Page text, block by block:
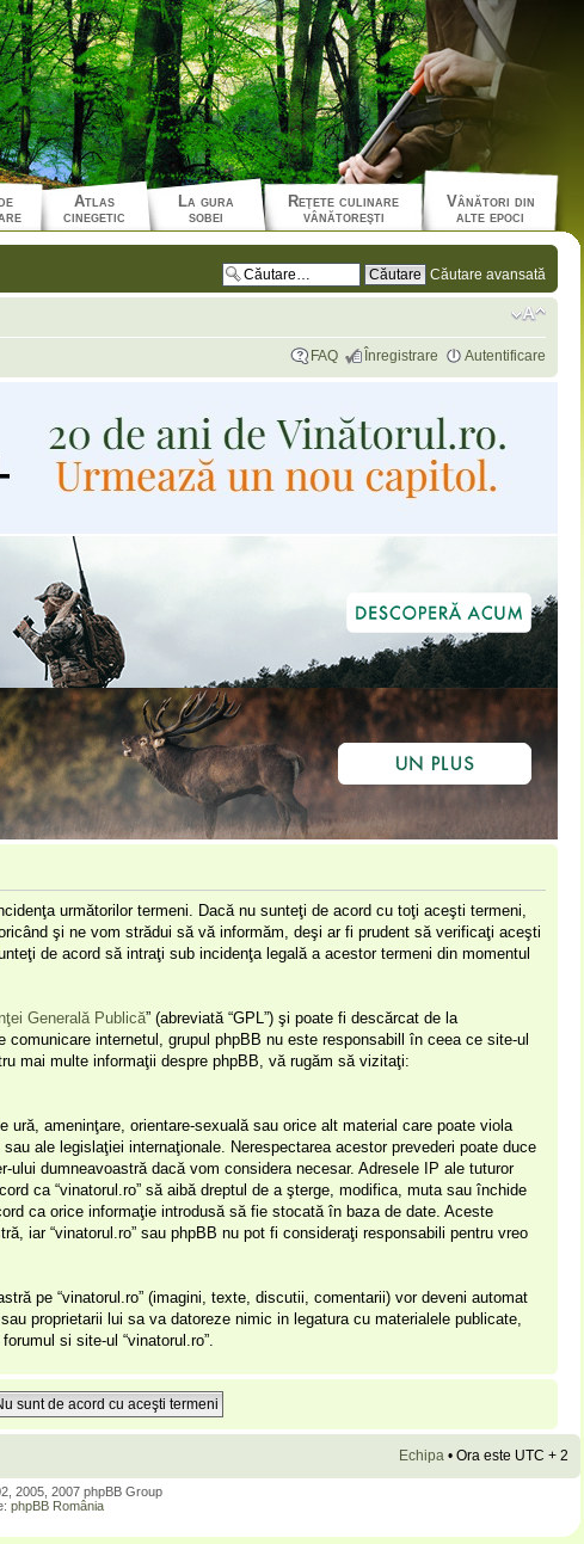
Atlas
cinegetic
La gura
sobei
Reţete culinare
vânătoreşti
Vânători din
alte epoci
Căutare avansată
FAQ Înregistrare Autentificare
următorilor termeni. Dacă nu sunteţi de acord cu toţi aceşti termeni,
şi ne vom strădui să vă informăm, deşi ar fi prudent să verificaţi aceşti
de acord să intraţi sub incidenţa legală a acestor termeni din momentul
Generală Publică” (abreviată “GPL”) şi poate fi descărcat de la
internetul, grupul phpBB nu este responsabill în ceea ce site-ul
mai multe informaţii despre phpBB, vă rugăm să vizitaţi:
ameninţare, orientare-sexuală sau orice alt material care poate viola
ale legislaţiei internaţionale. Nerespectarea acestor prevederi poate duce
dumneavoastră dacă vom considera necesar. Adresele IP ale tuturor
ca “vinatorul.ro” să aibă dreptul de a şterge, modifica, muta sau închide
ca orice informaţie introdusă să fie stocată în baza de date. Aceste
iar “vinatorul.ro” sau phpBB nu pot fi consideraţi responsabili pentru vreo
pe “vinatorul.ro” (imagini, texte, discutii, comentarii) vor deveni automat
proprietarii lui sa va datoreze nimic in legatura cu materialele publicate,
si site-ul “vinatorul.ro”.
Echipa • Ora este UTC + 2
2005, 2007 phpBB Group
phpBB România